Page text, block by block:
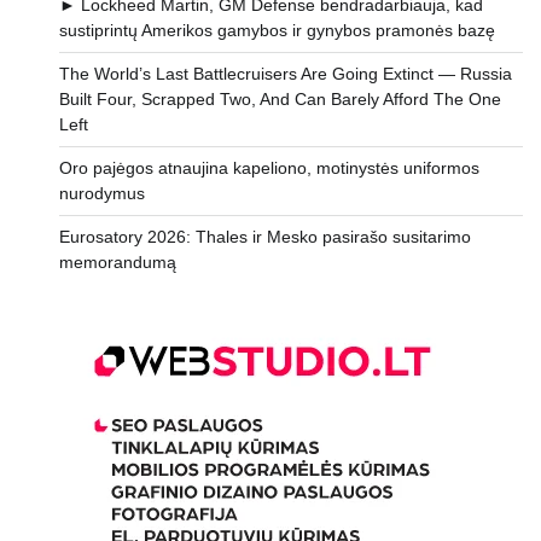
► Lockheed Martin, GM Defense bendradarbiauja, kad
sustiprintų Amerikos gamybos ir gynybos pramonės bazę
The World’s Last Battlecruisers Are Going Extinct — Russia
Built Four, Scrapped Two, And Can Barely Afford The One
Left
Oro pajėgos atnaujina kapeliono, motinystės uniformos
nurodymus
Eurosatory 2026: Thales ir Mesko pasirašo susitarimo
memorandumą